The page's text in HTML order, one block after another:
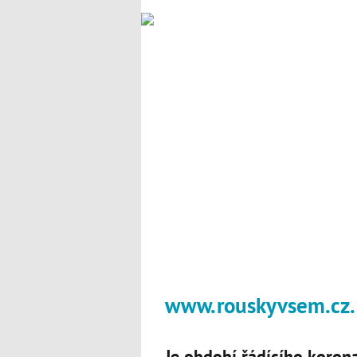
www.rouskyvsem.cz.